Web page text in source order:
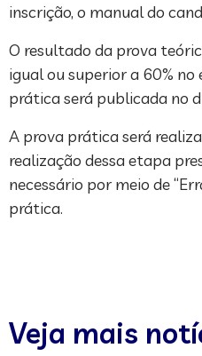
inscrição, o manual do
O resultado da prova
igual ou superior a 60%
prática será publicada no
A prova prática será
realização dessa etapa
necessário por meio de
prática.
Veja mais